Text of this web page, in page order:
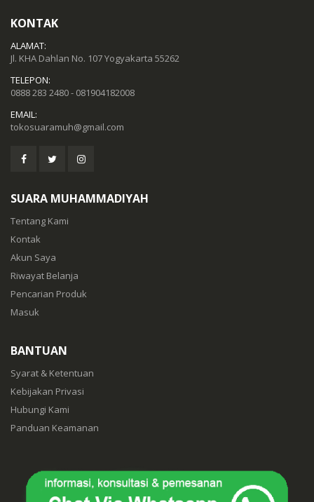
KONTAK
ALAMAT:
Jl. KHA Dahlan No. 107 Yogyakarta 55262
TELEPON:
0888 283 2480 - 081904182008
EMAIL:
tokosuaramuh@gmail.com
SUARA MUHAMMADIYAH
Tentang Kami
Kontak
Akun Saya
Riwayat Belanja
Pencarian Produk
Masuk
BANTUAN
Syarat & Ketentuan
Kebijakan Privasi
Hubungi Kami
Panduan Keamanan